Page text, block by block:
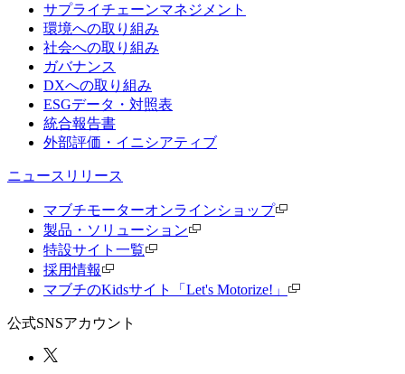
サプライチェーンマネジメント
環境への取り組み
社会への取り組み
ガバナンス
DXへの取り組み
ESGデータ・対照表
統合報告書
外部評価・イニシアティブ
ニュースリリース
マブチモーターオンラインショップ
製品・ソリューション
特設サイト一覧
採用情報
マブチのKidsサイト「Let's Motorize!」
公式SNSアカウント